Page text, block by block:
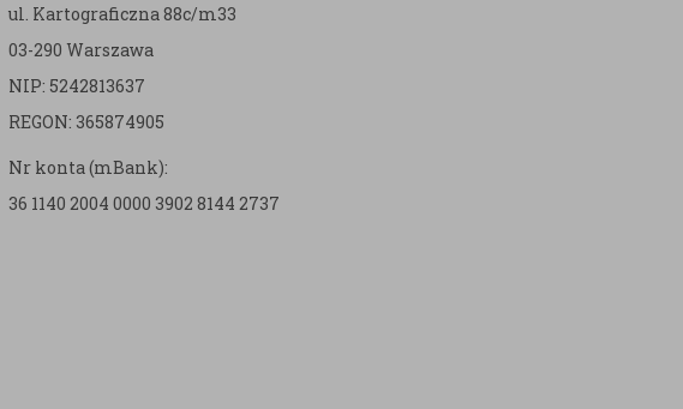
ul. Kartograficzna 88c/m33
03-290 Warszawa
NIP: 5242813637
REGON: 365874905
Nr konta (mBank):
36 1140 2004 0000 3902 8144 2737